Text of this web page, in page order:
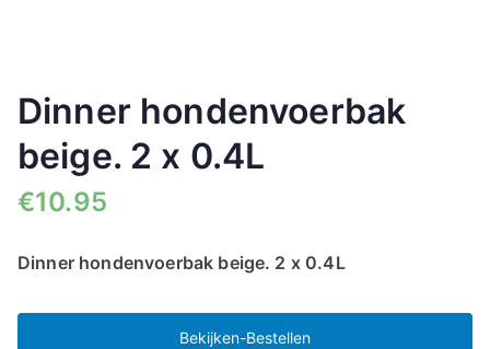
Dinner hondenvoerbak
beige. 2 x 0.4L
€10.95
Dinner hondenvoerbak beige. 2 x 0.4L
Bekijken-Bestellen